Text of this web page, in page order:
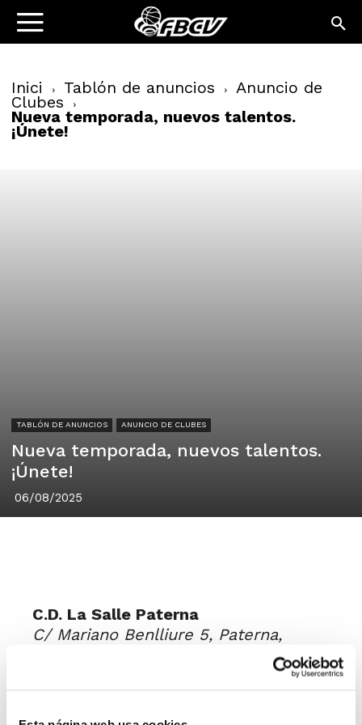
Inici Tablón de anuncios Anuncio de
Clubes
Nueva temporada, nuevos talentos.
¡Únete!
TABLÓN DE ANUNCIOS ANUNCIO DE CLUBES
Nueva temporada, nuevos talentos.
¡Únete!
06/08/2025
C.D. La Salle Paterna
C/ Mariano Benlliure 5, Paterna,